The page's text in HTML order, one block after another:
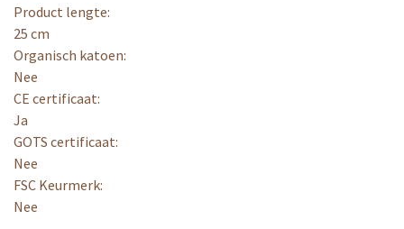
Product lengte:
25 cm
Organisch katoen:
Nee
CE certificaat:
Ja
GOTS certificaat:
Nee
FSC Keurmerk:
Nee